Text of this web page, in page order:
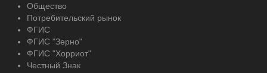
Общество
Потребительский рынок
ФГИС
ФГИС "Зерно"
ФГИС "Хорриот"
Честный Знак